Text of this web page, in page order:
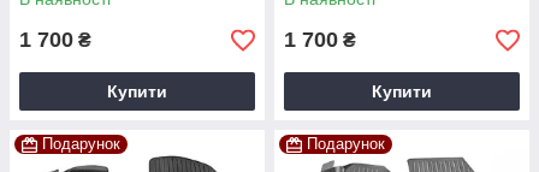
1 700 ₴
Купити
килимків
1 700 ₴
Купити
Подарунок Подарунок